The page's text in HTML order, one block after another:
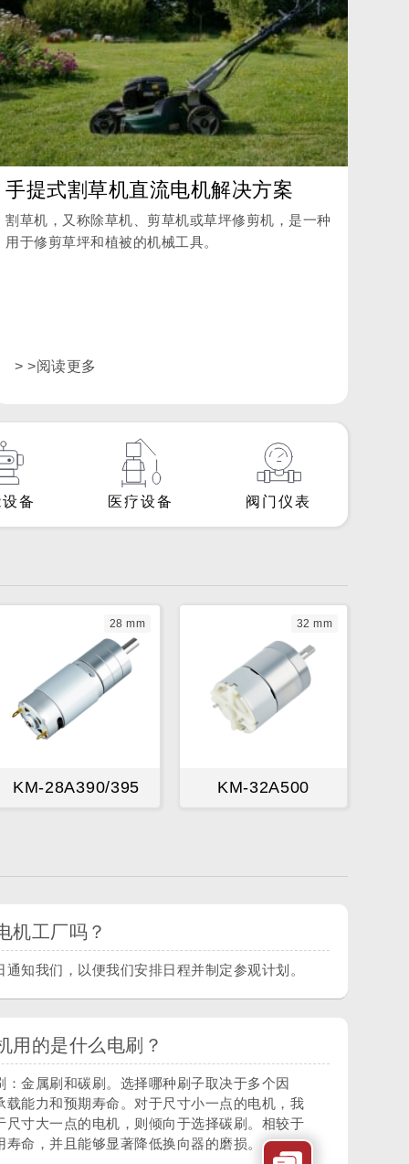
手提式割草机直流电机解决方案
割草机，又称除草机、剪草机或草坪修剪机，是一种
用于修剪草坪和植被的机械工具。
> >阅读更多
备 医疗设备 阀门仪表
28 mm
KM-28A390/395
32 mm
KM-32A500
机工厂吗？
知我们，以便我们安排日程并制定参观计划。
用的是什么电刷？
金属刷和碳刷。选择哪种刷子取决于多个因
载能力和预期寿命。对于尺寸小一点的电机，我
尺寸大一点的电机，则倾向于选择碳刷。相较于
命，并且能够显著降低换向器的磨损。